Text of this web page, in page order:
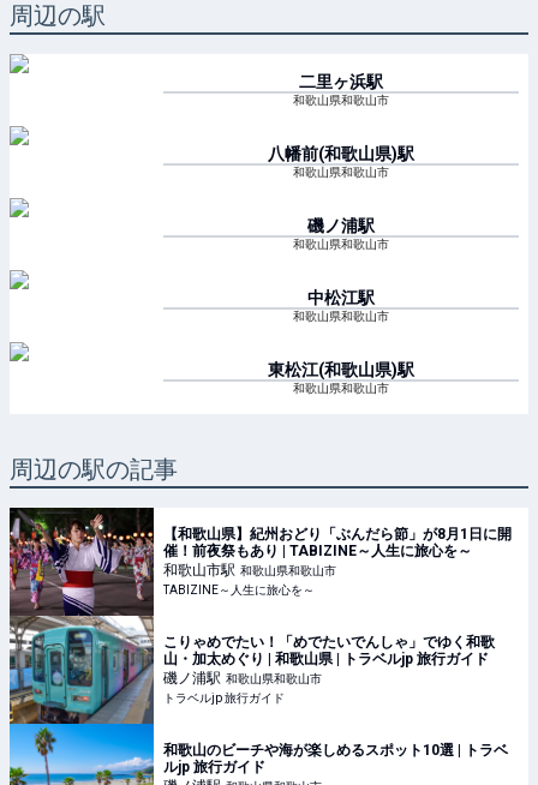
周辺の駅
二里ヶ浜駅
和歌山県和歌山市
八幡前(和歌山県)駅
和歌山県和歌山市
磯ノ浦駅
和歌山県和歌山市
中松江駅
和歌山県和歌山市
東松江(和歌山県)駅
和歌山県和歌山市
周辺の駅の記事
【和歌山県】紀州おどり「ぶんだら節」が8月1日に開
催！前夜祭もあり | TABIZINE～人生に旅心を～
和歌山市駅 和歌山県和歌山市
TABIZINE～人生に旅心を～
こりゃめでたい！「めでたいでんしゃ」でゆく和歌
山・加太めぐり | 和歌山県 | トラベルjp 旅行ガイド
磯ノ浦駅 和歌山県和歌山市
トラベルjp 旅行ガイド
和歌山のビーチや海が楽しめるスポット10選 | トラベ
ルjp 旅行ガイド